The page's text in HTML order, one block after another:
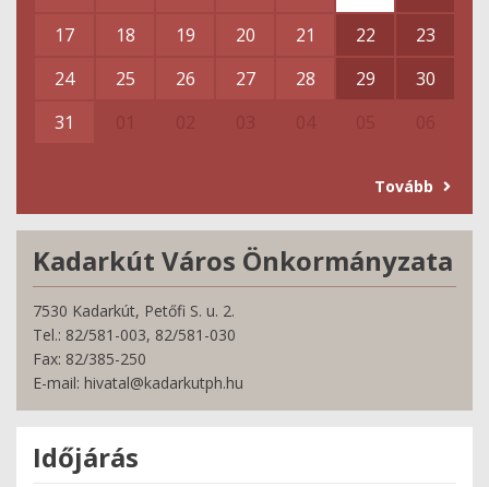
17
18 19 20 21 22
23
24
25 26 27 28 29
30
31
Tovább
Kadarkút Város Önkormányzata
7530 Kadarkút, Petőfi S. u. 2.
Tel.: 82/581-003, 82/581-030
Fax: 82/385-250
E-mail: hivatal@kadarkutph.hu
Időjárás